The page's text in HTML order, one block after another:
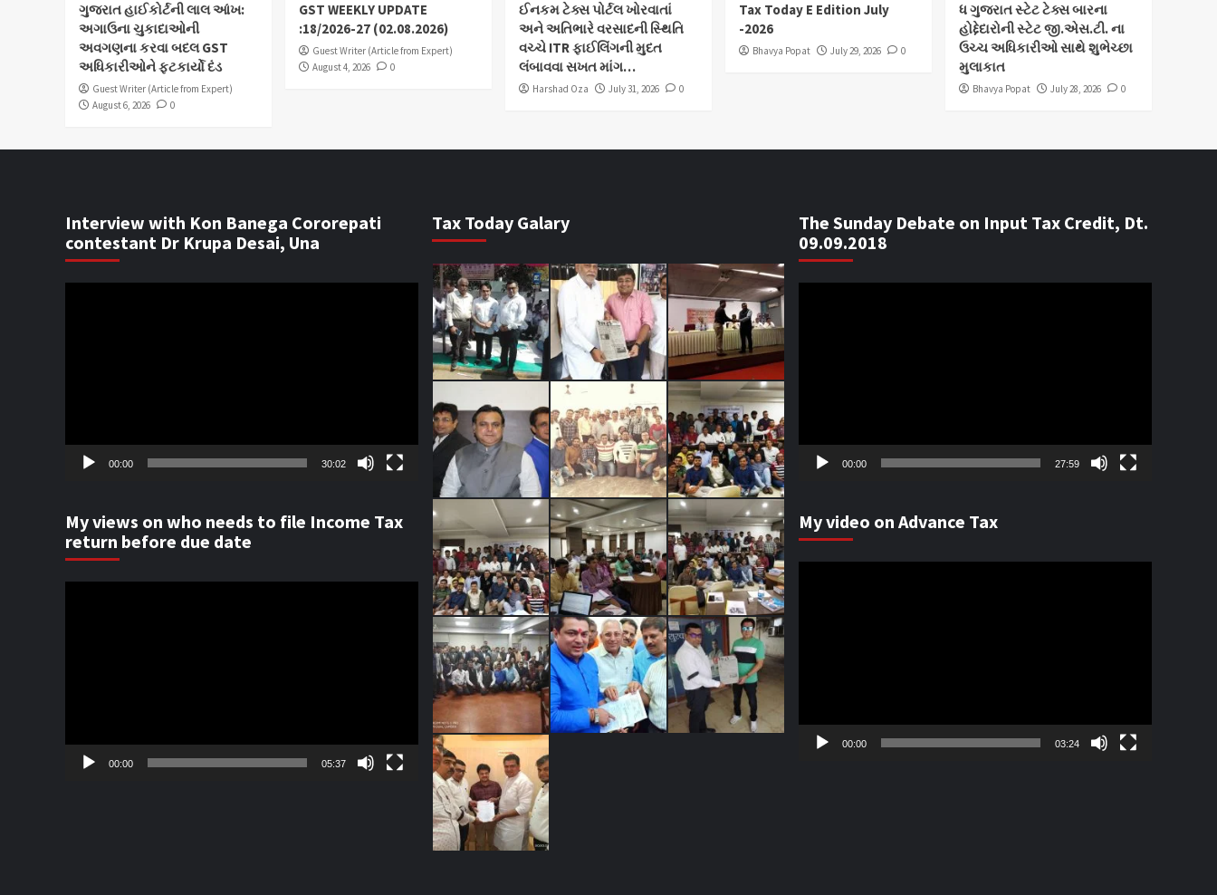
ગુજરાત હાઈકોર્ટની લાલ આંખ:
અગાઉના ચુકાદાઓની
અવગણના કરવા બદલ GST
અધિકારીઓને ફટકાર્યો દંડ
Guest Writer (Article from Expert)
August 6, 2026
0
GST WEEKLY UPDATE
:18/2026-27 (02.08.2026)
Guest Writer (Article from Expert)
August 4, 2026
0
ઈનકમ ટેક્સ પોર્ટલ ખોરવાતાં
અને અતિભારે વરસાદની સ્થિતિ
વચ્ચે ITR ફાઈલિંગની મુદત
લંબાવવા સખત માંગ…
Harshad Oza July 31, 2026 0
Tax Today E Edition July
-2026
Bhavya Popat July 29, 2026 0
ધ ગુજરાત સ્ટેટ ટેક્સ બારના
હોદ્દેદારોની સ્ટેટ જી.એસ.ટી. ના
ઉચ્ચ અધિકારીઓ સાથે શુભેચ્છા
મુલાકાત
Bhavya Popat July 28, 2026 0
Interview with Kon Banega Cororepati
contestant Dr Krupa Desai, Una
00:00 30:02
My views on who needs to file Income Tax
return before due date
00:00 05:37
Tax Today Galary
The Sunday Debate on Input Tax Credit, Dt.
09.09.2018
00:00 27:59
My video on Advance Tax
00:00 03:24